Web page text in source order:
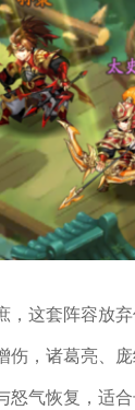
这套阵容放
，诸葛亮、
气恢复，适